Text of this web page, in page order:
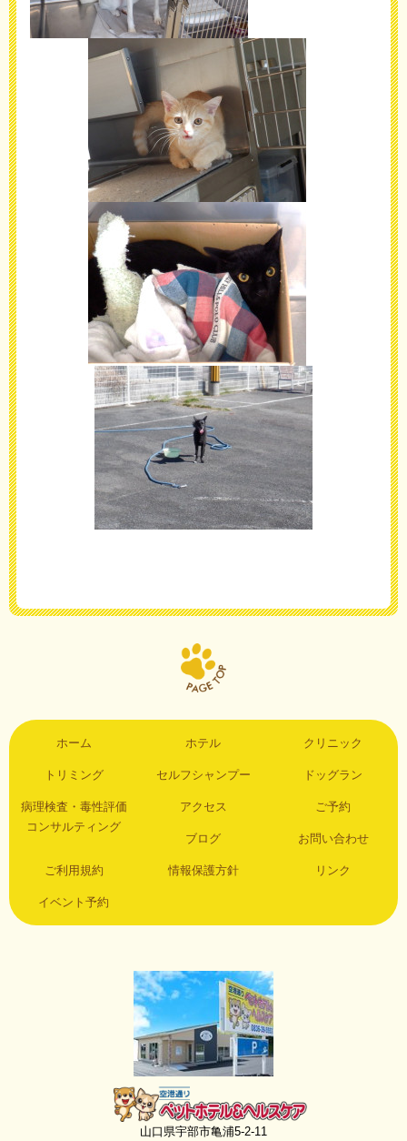
ホーム ホテル クリニック
トリミング セルフシャンプー ドッグラン
病理検査・毒性評価
コンサルティング
アクセス ご予約
ブログ お問い合わせ
ご利用規約 情報保護方針 リンク
イベント予約
空港通りペットホテル＆ヘルスケア
山口県宇部市亀浦5-2-11